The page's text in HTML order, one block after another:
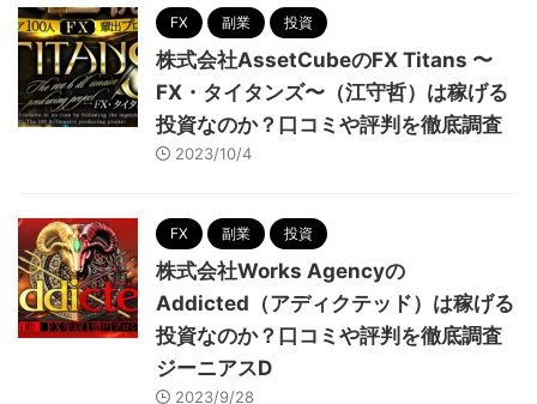
FX 副業 投資
株式会社AssetCubeのFX Titans 〜
FX・タイタンズ〜（江守哲）は稼げる
投資なのか？口コミや評判を徹底調査
2023/10/4
FX 副業 投資
株式会社Works Agencyの
Addicted（アディクテッド）は稼げる
投資なのか？口コミや評判を徹底調査
ジーニアスD
2023/9/28